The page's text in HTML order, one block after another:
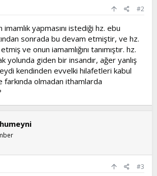
#2
yapmasını istediği hz. ebu
sonrada bu devam etmiştir, ve hz.
ve onun iamamlığını tanımıştır. hz.
yolunda giden bir insandır, ağer yanlış
kendinden evvelki hilafetleri kabul
olmadan ithamlarda
#3